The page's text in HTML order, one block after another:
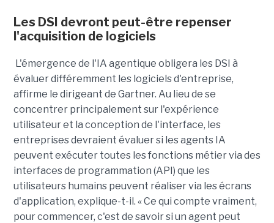
Les DSI devront peut-être repenser
l'acquisition de logiciels
L'émergence de l'IA agentique obligera les DSI à
évaluer différemment les logiciels d'entreprise,
affirme le dirigeant de Gartner. Au lieu de se
concentrer principalement sur l'expérience
utilisateur et la conception de l'interface, les
entreprises devraient évaluer si les agents IA
peuvent exécuter toutes les fonctions métier via des
interfaces de programmation (API) que les
utilisateurs humains peuvent réaliser via les écrans
d'application, explique-t-il. « Ce qui compte vraiment,
pour commencer, c'est de savoir si un agent peut